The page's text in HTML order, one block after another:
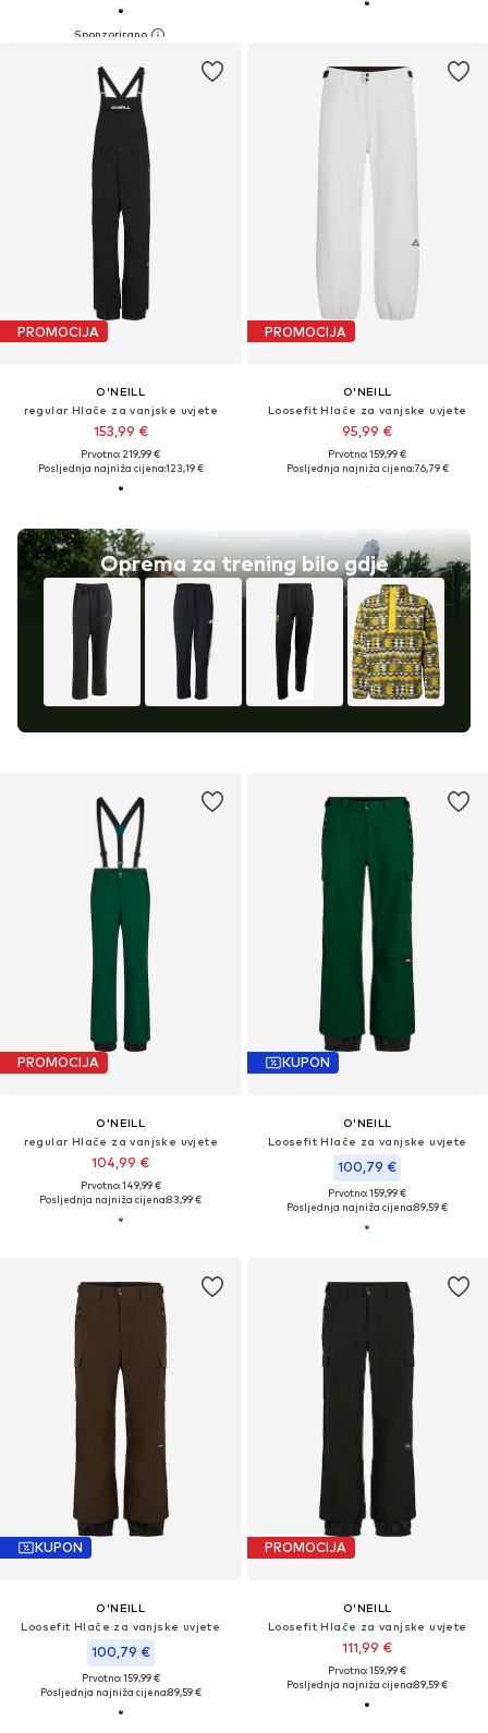
PROMOCIJA
O'NEILL
regular Hlače za vanjske uvjete
153,99 €
Prvotno: 219,99 €
Posljednja najniža cijena:123,19 €
PROMOCIJA
O'NEILL
Loosefit Hlače za vanjske uvjete
95,99 €
Prvotno: 159,99 €
Posljednja najniža cijena:76,79 €
Oprema za trening bilo gdje
PROMOCIJA
O'NEILL
regular Hlače za vanjske uvjete
104,99 €
Prvotno: 149,99 €
Posljednja najniža cijena:83,99 €
KUPON
O'NEILL
Loosefit Hlače za vanjske uvjete
100,79 €
Prvotno: 159,99 €
Posljednja najniža cijena:89,59 €
KUPON
O'NEILL
Loosefit Hlače za vanjske uvjete
100,79 €
Prvotno: 159,99 €
Posljednja najniža cijena:89,59 €
PROMOCIJA
O'NEILL
Loosefit Hlače za vanjske uvjete
111,99 €
Prvotno: 159,99 €
Posljednja najniža cijena:89,59 €